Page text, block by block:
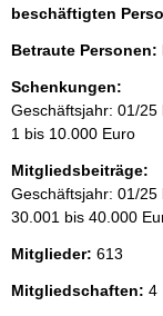
beschäftigten
Betraute Personen:
Schenkungen:
Geschäftsjahr: 01/25
1 bis 10.000 Euro
Mitgliedsbeiträge:
Geschäftsjahr: 01/25
30.001 bis 40.000
Mitglieder: 613
Mitgliedschaften: 4